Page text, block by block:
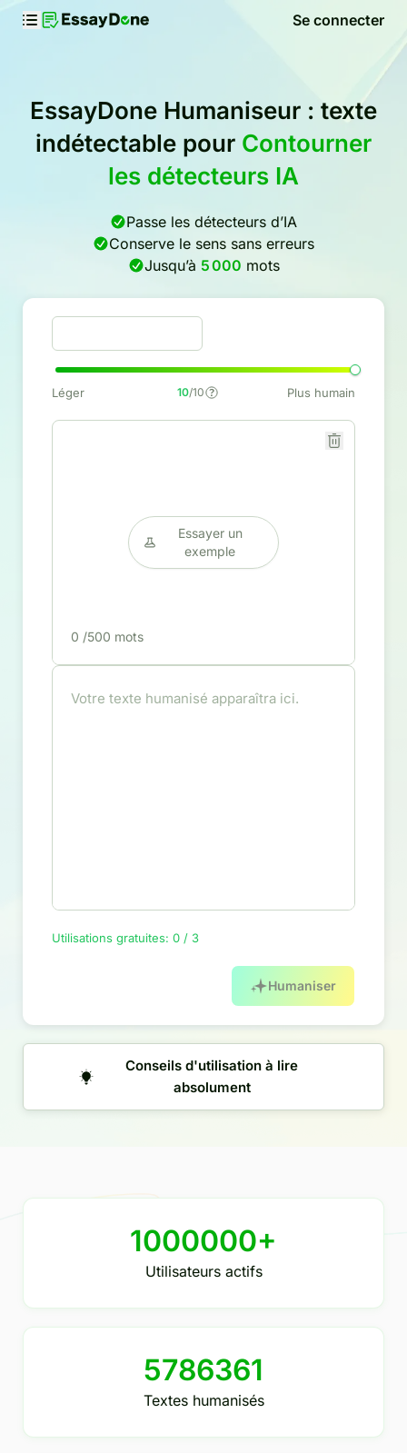
Se connecter
EssayDone Humaniseur : texte
indétectable pour Contourner
les détecteurs IA
Passe les détecteurs d’IA
Conserve le sens sans erreurs
Jusqu’à 5 000 mots
Léger 10/10 Plus humain
Essayer un
exemple
0 /500 mots
Votre texte humanisé apparaîtra ici.
Utilisations gratuites: 0 / 3
Humaniser
Conseils d'utilisation à lire
absolument
1000000+
Utilisateurs actifs
5786361
Textes humanisés